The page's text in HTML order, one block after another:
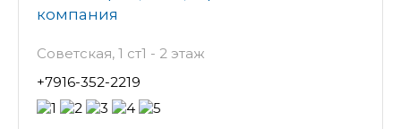
компания
Советская, 1 ст1 - 2 этаж
+7916-352-2219